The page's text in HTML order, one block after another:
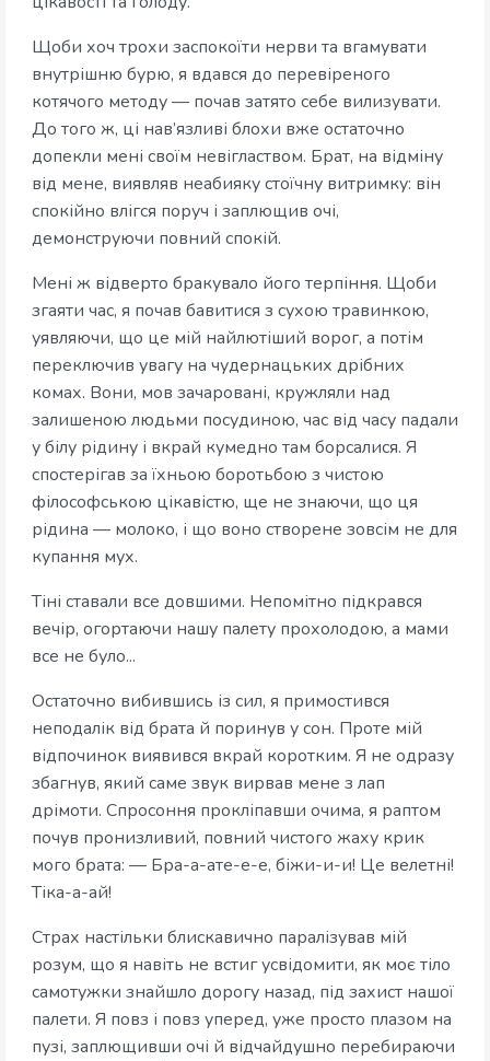
Щоби хоч трохи заспокоїти нерви та вгамувати
внутрішню бурю, я вдався до перевіреного
котячого методу — почав затято себе вилизувати.
До того ж, ці нав’язливі блохи вже остаточно
допекли мені своїм невіглаством. Брат, на відміну
від мене, виявляв неабияку стоїчну витримку: він
спокійно влігся поруч і заплющив очі,
демонструючи повний спокій.
Мені ж відверто бракувало його терпіння. Щоби
згаяти час, я почав бавитися з сухою травинкою,
уявляючи, що це мій найлютіший ворог, а потім
переключив увагу на чудернацьких дрібних
комах. Вони, мов зачаровані, кружляли над
залишеною людьми посудиною, час від часу падали
у білу рідину і вкрай кумедно там борсалися. Я
спостерігав за їхньою боротьбою з чистою
філософською цікавістю, ще не знаючи, що ця
рідина — молоко, і що воно створене зовсім не для
купання мух.
Тіні ставали все довшими. Непомітно підкрався
вечір, огортаючи нашу палету прохолодою, а мами
все не було...
Остаточно вибившись із сил, я примостився
неподалік від брата й поринув у сон. Проте мій
відпочинок виявився вкрай коротким. Я не одразу
збагнув, який саме звук вирвав мене з лап
дрімоти. Спросоння прокліпавши очима, я раптом
почув пронизливий, повний чистого жаху крик
мого брата: — Бра-а-ате-е-е, біжи-и-и! Це велетні!
Тіка-а-ай!
Страх настільки блискавично паралізував мій
розум, що я навіть не встиг усвідомити, як моє тіло
самотужки знайшло дорогу назад, під захист нашої
палети. Я повз і повз уперед, уже просто плазом на
пузі, заплющивши очі й відчайдушно перебираючи